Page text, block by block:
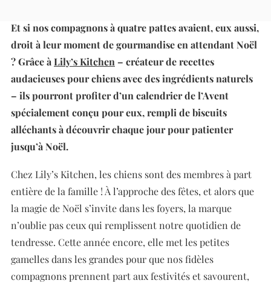
Et si nos compagnons à quatre pattes avaient, eux aussi,
droit à leur moment de gourmandise en attendant Noël
? Grâce àLily’s Kitchen – créateur de recettes
audacieuses pour chiens avec des ingrédients naturels
– ils pourront profiter d’un calendrier de l’Avent
spécialement conçu pour eux, rempli de biscuits
alléchants à découvrir chaque jour pour patienter
jusqu’à Noël.
Chez Lily’s Kitchen, les chiens sont des membres à part
entière de la famille ! À l’approche des fêtes, et alors que
la magie de Noël s’invite dans les foyers, la marque
n’oublie pas ceux qui remplissent notre quotidien de
tendresse. Cette année encore, elle met les petites
gamelles dans les grandes pour que nos fidèles
compagnons prennent part aux festivités et savourent,